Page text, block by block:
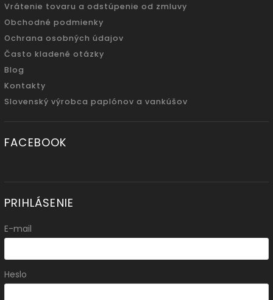
Vrátenie tovaru a odstúpenie od zmluvy
Obchodné podmienky
Ochrana osobných údajov
Často kladené otázky
Blog
Kontakty
Slovenský výrobca paplónov a vankúšov
FACEBOOK
PRIHLÁSENIE
E-mail
Heslo